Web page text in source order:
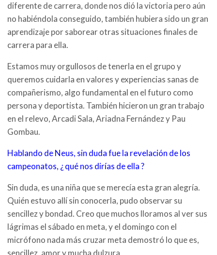
diferente de carrera, donde nos dió la victoria pero aún
no habiéndola conseguido, también hubiera sido un gran
aprendizaje por saborear otras situaciones finales de
carrera para ella.
Estamos muy orgullosos de tenerla en el grupo y
queremos cuidarla en valores y experiencias sanas de
compañerismo, algo fundamental en el futuro como
persona y deportista. También hicieron un gran trabajo
en el relevo, Arcadi Sala, Ariadna Fernández y Pau
Gombau.
Hablando de Neus, sin duda fue la revelación de los
campeonatos, ¿ qué nos dirías de ella ?
Sin duda, es una niña que se merecía esta gran alegría.
Quién estuvo allí sin conocerla, pudo observar su
sencillez y bondad. Creo que muchos lloramos al ver sus
lágrimas el sábado en meta, y el domingo con el
micrófono nada más cruzar meta demostró lo que es,